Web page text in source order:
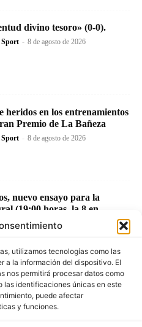
utilizamos tecnologías como las
a la información del dispositivo. El
nos permitirá procesar datos como
las identificaciones únicas en este
puede afectar
y funciones.
divino tesoro» (0-0).
Sport - 8 de agosto de 2026
heridos en los entrenamientos
Premio de La Bañeza
Sport - 8 de agosto de 2026
nuevo ensayo para la
(19:00 horas, la 8 en